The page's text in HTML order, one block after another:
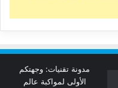
مدونة تقنيات: وجهتكم
الأولى لمواكبة عالم